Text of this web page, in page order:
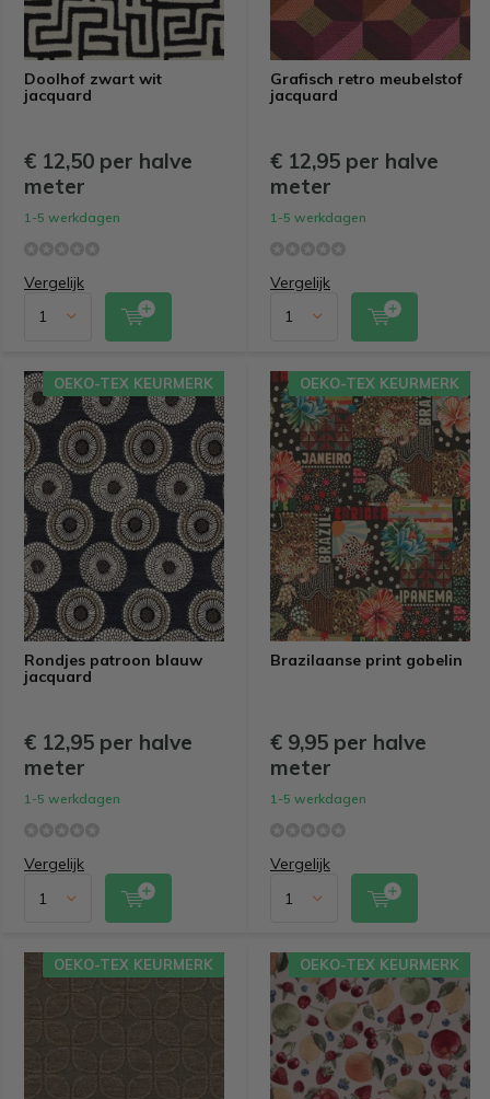
Doolhof zwart wit
jacquard
€ 12,50 per halve
meter
1-5 werkdagen
Vergelijk
Grafisch retro meubelstof
jacquard
€ 12,95 per halve
meter
1-5 werkdagen
Vergelijk
Rondjes patroon blauw
jacquard
OEKO-TEX KEURMERK
€ 12,95 per halve
meter
1-5 werkdagen
Vergelijk
Brazilaanse print gobelin
OEKO-TEX KEURMERK
€ 9,95 per halve
meter
1-5 werkdagen
Vergelijk
OEKO-TEX KEURMERK OEKO-TEX KEURMERK